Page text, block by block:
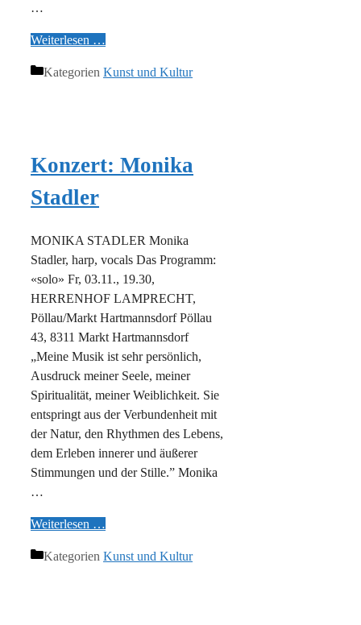
…
Weiterlesen …
Kategorien Kunst und Kultur
Konzert: Monika
Stadler
MONIKA STADLER Monika
Stadler, harp, vocals Das Programm:
«solo» Fr, 03.11., 19.30,
HERRENHOF LAMPRECHT,
Pöllau/Markt Hartmannsdorf Pöllau
43, 8311 Markt Hartmannsdorf
„Meine Musik ist sehr persönlich,
Ausdruck meiner Seele, meiner
Spiritualität, meiner Weiblichkeit. Sie
entspringt aus der Verbundenheit mit
der Natur, den Rhythmen des Lebens,
dem Erleben innerer und äußerer
Stimmungen und der Stille.” Monika
…
Weiterlesen …
Kategorien Kunst und Kultur